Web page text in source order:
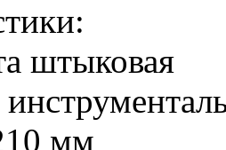
штыковая
мм